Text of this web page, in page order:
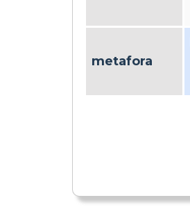
metafora